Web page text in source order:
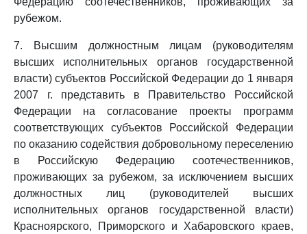
рубежом.
7. Высшим должностным лицам (руководителям
высших исполнительных органов государственной
власти) субъектов Российской Федерации до 1 января
2007 г. представить в Правительство Российской
Федерации на согласование проекты программ
соответствующих субъектов Российской Федерации
по оказанию содействия добровольному переселению
в Российскую Федерацию соотечественников,
проживающих за рубежом, за исключением высших
должностных лиц (руководителей высших
исполнительных органов государственной власти)
Красноярского, Приморского и Хабаровского краев,